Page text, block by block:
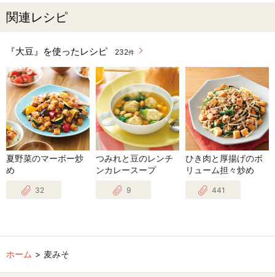
関連レシピ
『大豆』を使ったレシピ 232件
夏野菜のマーボー炒
め
32
つみれと豆のレンチ
ンカレースープ
9
ひき肉と厚揚げのボ
リューム担々炒め
441
ホーム 麦みそ